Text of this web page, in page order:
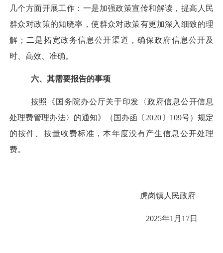
几个方面开展工作：一是加强政策宣传和解读，提高人民
群众对政策的知晓率，使群众对政策有更加深入细致的理
解；二是拓宽政务信息公开渠道 ，确保政府信息公开及
时、高效、准确。
六、其需要报告的事项
按照《国务院办公厅关于印发〈政府信息公开信息
处理费管理办法〉的通知》（国办函〔2020〕109号）规定
的按件、按量收费标准，本年度没有产生信息公开处理
费。
虎岗镇人民政府
2025年1月17日